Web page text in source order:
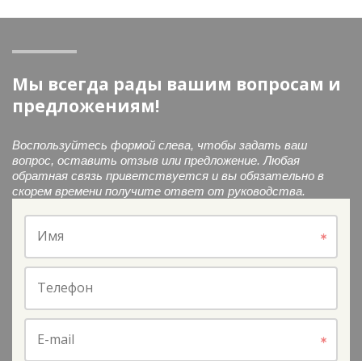
Мы всегда рады вашим вопросам и
предложениям!
Воспользуйтесь формой слева, чтобы задать ваш
вопрос, оставить отзыв или предложение. Любая
обратная связь приветствуется и вы обязательно в
скорем времени получите ответ от руководства.
Имя
Телефон
E-mail